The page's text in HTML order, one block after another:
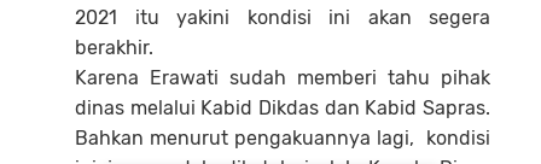
2021 itu yakini kondisi ini akan segera
berakhir.
Karena Erawati sudah memberi tahu pihak
dinas melalui Kabid Dikdas dan Kabid Sapras.
Bahkan menurut pengakuannya lagi, kondisi